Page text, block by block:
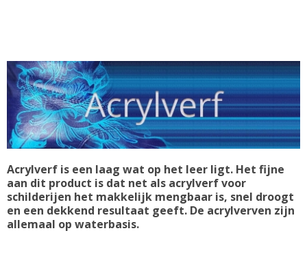
Acrylverf is een laag wat op het leer ligt. Het fijne
aan dit product is dat net als acrylverf voor
schilderijen het makkelijk mengbaar is, snel droogt
en een dekkend resultaat geeft. De acrylverven zijn
allemaal op waterbasis.